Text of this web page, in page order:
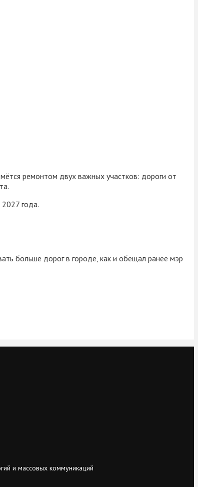
ремонтом двух важных участков: дороги от
года.
больше дорог в городе, как и обещал ранее мэр
и массовых коммуникаций